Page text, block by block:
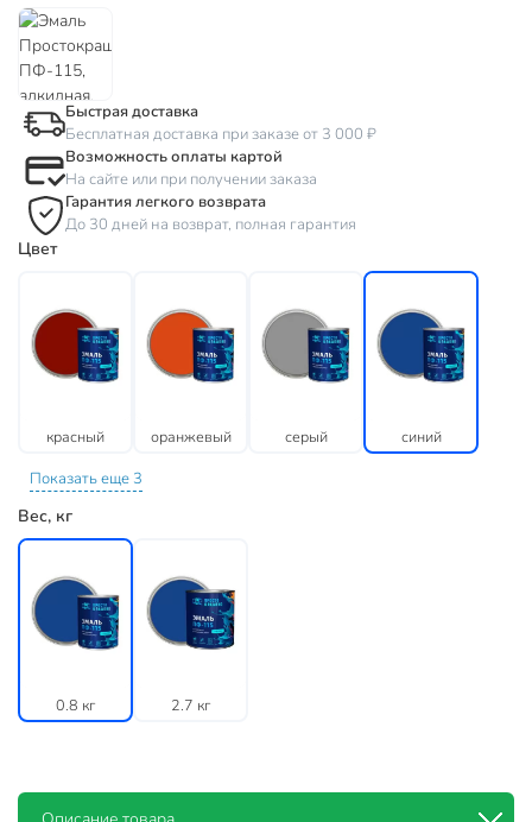
Быстрая доставка
Бесплатная доставка при заказе от 3 000 ₽
Возможность оплаты картой
На сайте или при получении заказа
Гарантия легкого возврата
До 30 дней на возврат, полная гарантия
Цвет
красный оранжевый серый синий
Показать еще 3
Вес, кг
0.8 кг 2.7 кг